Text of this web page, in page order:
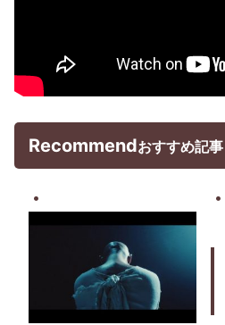
Recommendおすすめ記事